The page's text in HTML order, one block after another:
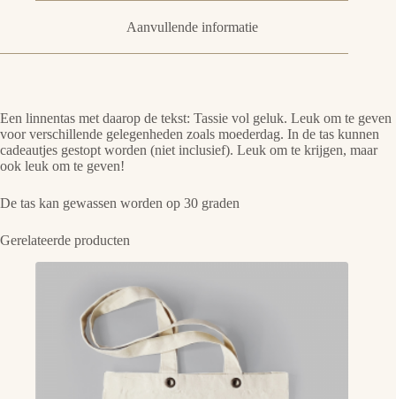
Aanvullende informatie
Een linnentas met daarop de tekst: Tassie vol geluk. Leuk om te geven
voor verschillende gelegenheden zoals moederdag. In de tas kunnen
cadeautjes gestopt worden (niet inclusief). Leuk om te krijgen, maar
ook leuk om te geven!
De tas kan gewassen worden op 30 graden
Gerelateerde producten